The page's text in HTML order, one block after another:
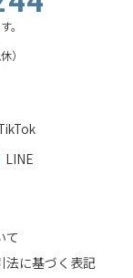
。
）
LINE
て
法に基づく表記